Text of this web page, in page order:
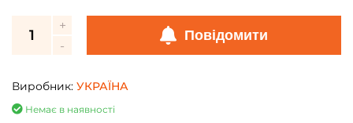
Повідомити
Виробник: УКРАЇНА
Немає в наявності